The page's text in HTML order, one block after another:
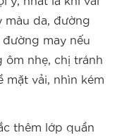
màu da, đường
may nếu
ôm nhẹ, chị tránh
mặt vải, nhìn kém
thêm lớp quần